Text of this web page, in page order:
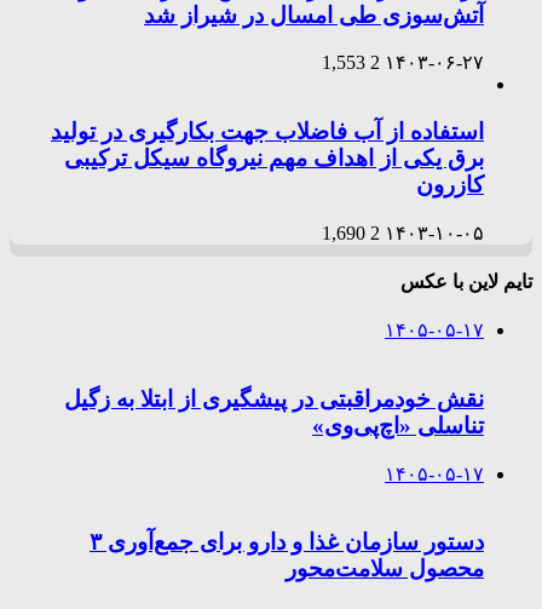
آتش‌سوزی طی امسال در شیراز شد
۱۴۰۳-۰۶-۲۷ 2
1,553
استفاده از آب فاضلاب جهت بکارگیری در تولید
برق یکی از اهداف مهم نیروگاه سیکل ترکیبی
کازرون
۱۴۰۳-۱۰-۰۵ 2
1,690
تایم لاین با عکس
۱۴۰۵-۰۵-۱۷
نقش خودمراقبتی در پیشگیری از ابتلا به زگیل
تناسلی «اچ‌پی‌وی»
۱۴۰۵-۰۵-۱۷
دستور سازمان غذا و دارو برای جمع‌آوری ۳
محصول سلامت‌محور